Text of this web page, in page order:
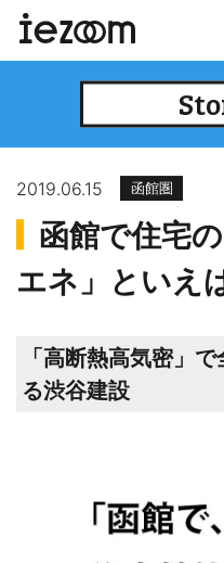
2019.06.15 函館圏
函館で住宅
エネ」といえ
「高断熱高気密」
る渋谷建設